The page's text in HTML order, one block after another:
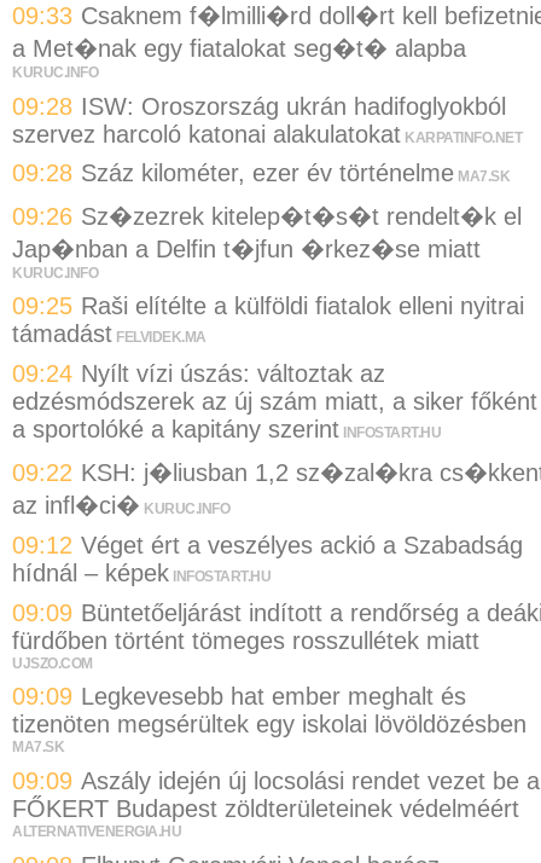
09:33 Csaknem f�lmilli�rd doll�rt kell
a Met�nak egy fiatalokat seg�t� alapba
KURUC.INFO
09:28 ISW: Oroszország ukrán hadifoglyokból
szervez harcoló katonai alakulatokat KARPATINFO.NET
09:28 Száz kilométer, ezer év történelme MA7.SK
09:26 Sz�zezrek kitelep�t�s�t rendelt�k el
Jap�nban a Delfin t�jfun �rkez�se miatt
KURUC.INFO
09:25 Raši elítélte a külföldi fiatalok elleni nyitrai
támadást FELVIDEK.MA
09:24 Nyílt vízi úszás: változtak az
edzésmódszerek az új szám miatt, a siker főként
a sportolóké a kapitány szerint INFOSTART.HU
09:22 KSH: j�liusban 1,2 sz�zal�kra
az infl�ci� KURUC.INFO
09:12 Véget ért a veszélyes ackió a Szabadság
hídnál – képek INFOSTART.HU
09:09 Büntetőeljárást indított a rendőrség a
fürdőben történt tömeges rosszullétek miatt
UJSZO.COM
09:09 Legkevesebb hat ember meghalt és
tizenöten megsérültek egy iskolai lövöldözésben
MA7.SK
09:09 Aszály idején új locsolási rendet vezet be a
FŐKERT Budapest zöldterületeinek védelméért
ALTERNATIVENERGIA.HU